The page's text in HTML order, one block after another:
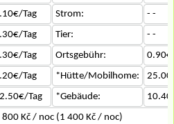
Tag Strom:
- -
Tag Tier:
- -
Tag Ortsgebühr:
Tag *Hütte/Mobilhome:
Tag *Gebäude:
800 Kč / noc (1 400 Kč / noc)